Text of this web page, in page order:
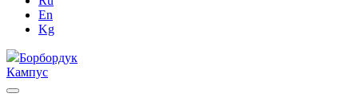
En
Kg
Борбордук
Кампус